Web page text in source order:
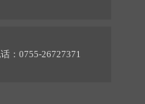
：0755-26727371